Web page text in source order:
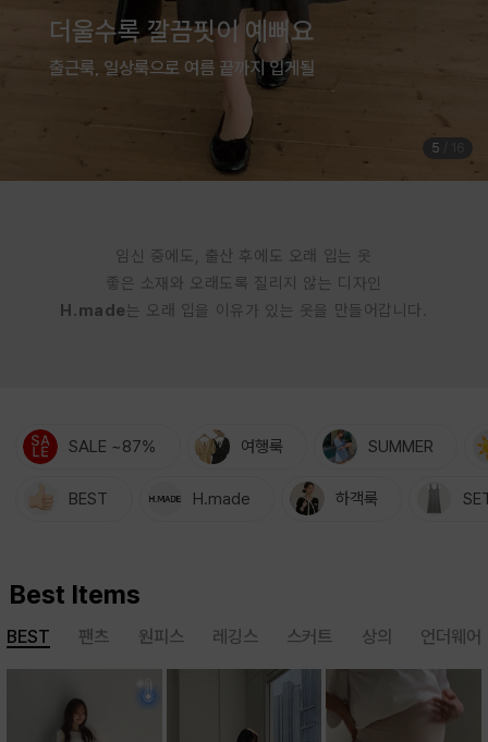
여름은 귀엽게 입는 계절
체형커버까지 완벽한 점프수트
5
임신 중에도, 출산 후에도 오래 입는 옷
좋은 소재와 오래도록 질리지 않는 디자인
H.made는 오래 입을 이유가 있는 옷을 만들어갑니다.
SALE ~87% 여행룩 SUMMER
BEST H.made 하객룩
Best Items
BEST 팬츠 원피스 레깅스 스커트 상의 언더웨어